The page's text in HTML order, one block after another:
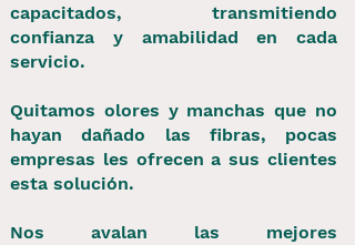
capacitados, transmitiendo
confianza y amabilidad en cada
servicio.
Quitamos olores y manchas que no
hayan dañado las fibras, pocas
empresas les ofrecen a sus clientes
esta solución.
Nos avalan las mejores